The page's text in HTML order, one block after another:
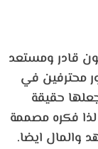
قادر ومستعد
محترفين في
حقيقة
فكره مصممة
والمال ايضا.